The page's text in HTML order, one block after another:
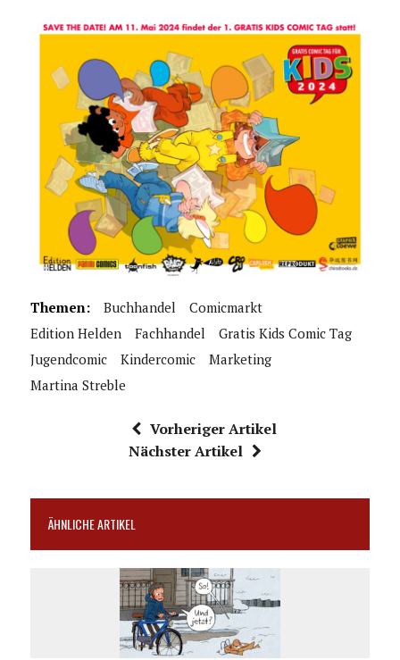
Themen: Buchhandel
Comicmarkt
Edition Helden
Fachhandel
Gratis Kids Comic Tag
Jugendcomic
Kindercomic
Marketing
Martina Streble
Vorheriger Artikel
Nächster Artikel
ÄHNLICHE ARTIKEL